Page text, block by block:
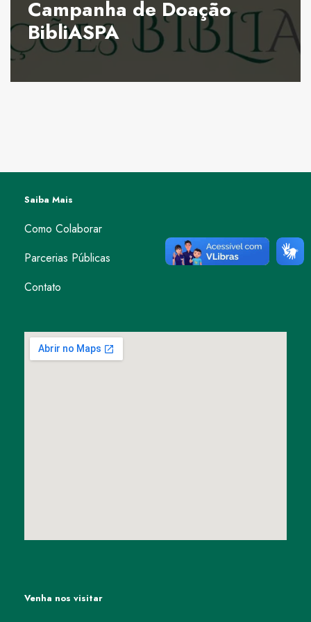
Campanha de Doação
BibliASPA
Saiba Mais
Como Colaborar
Parcerias Públicas
Contato
Venha nos visitar